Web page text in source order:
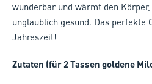
wunderbar und wärmt den
unglaublich gesund. Das perfekte
Jahreszeit!
Zutaten (für 2 Tassen goldene